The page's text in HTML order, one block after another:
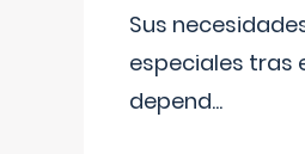
Sus
especiales tras
depend...